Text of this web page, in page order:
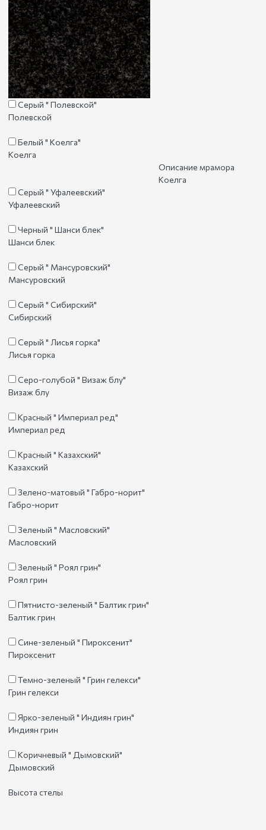
Серый " Полевской"
Полевской
Белый " Коелга"
Коелга
Описание мрамора
Коелга
Серый " Уфалеевский"
Уфалеевский
Черный " Шанси блек"
Шанси блек
Серый " Мансуровский"
Мансуровский
Серый " Сибирский"
Сибирский
Серый " Лисья горка"
Лисья горка
Серо-голубой " Визаж блу"
Визаж блу
Красный " Империал ред"
Империал ред
Красный " Казахский"
Казахский
Зелено-матовый " Габро-норит"
Габро-норит
Зеленый " Масловский"
Масловский
Зеленый " Роял грин"
Роял грин
Пятнисто-зеленый " Балтик грин"
Балтик грин
Сине-зеленый " Пироксенит"
Пироксенит
Темно-зеленый " Грин гелекси"
Грин гелекси
Ярко-зеленый " Индиян грин"
Индиян грин
Коричневый " Дымовский"
Дымовский
Высота стелы